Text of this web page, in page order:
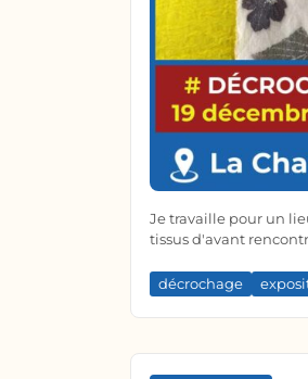
Je travaille pour un
tissus d'avant
décrochage